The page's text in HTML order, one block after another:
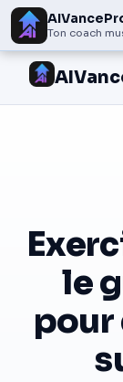
Ton coach
le
pour